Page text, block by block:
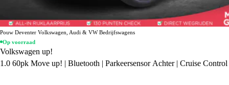
Pouw Deventer Volkswagen, Audi & VW Bedrijfswagens
Op voorraad
Volkswagen up!
1.0 60pk Move up! | Bluetooth | Parkeersensor Achter | Cruise Control